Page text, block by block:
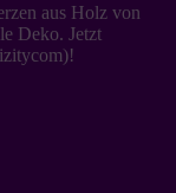
aus Holz von
Deko. Jetzt